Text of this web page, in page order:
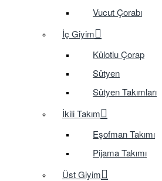
Vucut Çorabı
İç Giyim
Külotlu Çorap
Sütyen
Sütyen Takımları
İkili Takım
Eşofman Takımı
Pijama Takımı
Üst Giyim